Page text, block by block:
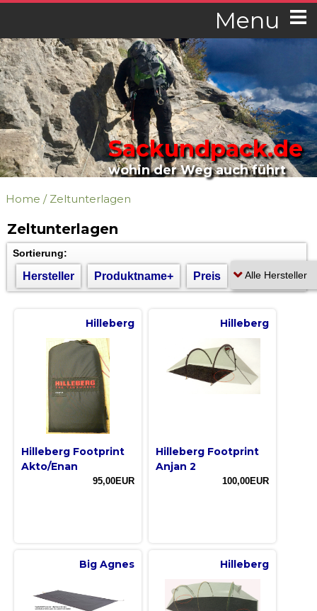
Menu
Sackundpack.de
wohin der Weg auch führt
Home / Zeltunterlagen
Zeltunterlagen
Sortierung:
Hersteller Produktname+ Preis
Hilleberg
Hilleberg Footprint
Akto/Enan
95,00EUR
Hilleberg
Hilleberg Footprint
Anjan 2
100,00EUR
Big Agnes Hilleberg